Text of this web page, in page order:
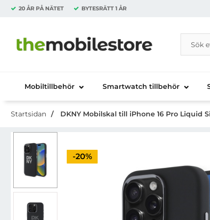
20 ÅR PÅ NÄTET BYTESRÄTT 1 ÅR
Startsidan för Danira Telecom
Sök
Sök på
Mobiltillbehör Smartwatch tillbehör
Startsidan DKNY Mobilskal till iPhone 16 Pro Liquid
Priset är nedsatt med
-20%